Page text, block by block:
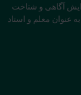
آگاهی و شناخت
عنوان معلم و استاد